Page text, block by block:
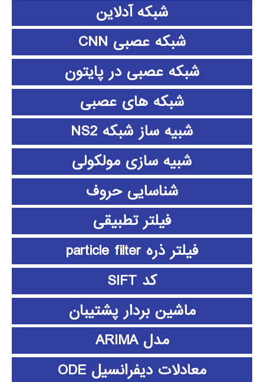
شبکه آدلاین
شبکه عصبی CNN
شبکه عصبی در پایتون
شبکه های عصبی
شبیه ساز شبکه NS2
شبیه سازی مولکولی
شناسایی حروف
فیلتر تطبیقی
فیلتر ذره particle filter
کد SIFT
ماشین بردار پشتیبان
مدل ARIMA
معادلات دیفرانسیل ODE